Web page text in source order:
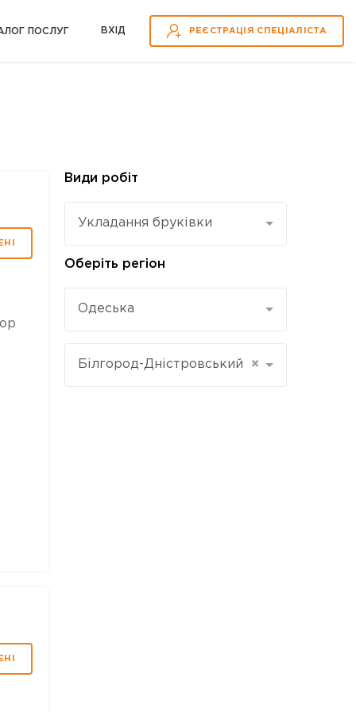
ПОСЛУГ ВХІД РЕЄСТРАЦІЯ СПЕЦІАЛІСТА
Види робіт
Укладання бруківки
Оберіть регіон
Одеська
×
Білгород-Дністровський